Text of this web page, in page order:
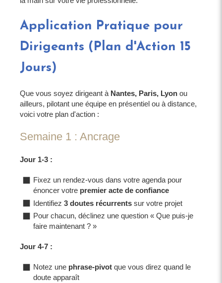
Application Pratique pour
Dirigeants (Plan d'Action 15
Jours)
Que vous soyez dirigeant à Nantes, Paris, Lyon ou
ailleurs, pilotant une équipe en présentiel ou à distance,
voici votre plan d'action :
Semaine 1 : Ancrage
Jour 1-3 :
Fixez un rendez-vous dans votre agenda pour
énoncer votre premier acte de confiance
Identifiez 3 doutes récurrents sur votre projet
Pour chacun, déclinez une question « Que puis-je
faire maintenant ? »
Jour 4-7 :
Notez une phrase-pivot que vous direz quand le
doute apparaît